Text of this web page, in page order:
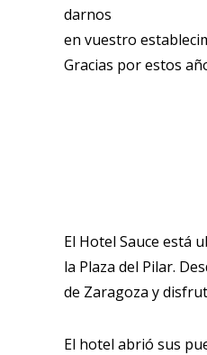
darnos
en vuestro
Gracias por estos
El Hotel Sauce está
la Plaza del Pilar.
de Zaragoza y
El hotel abrió sus